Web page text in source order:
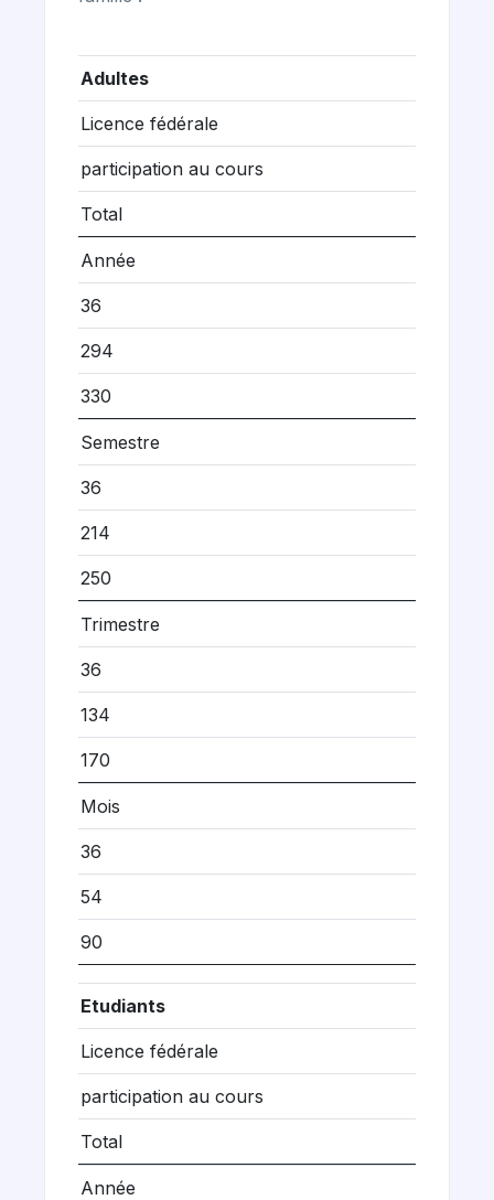
Adultes
Licence fédérale
participation au cours
Total
Année
36
294
330
Semestre
36
214
250
Trimestre
36
134
170
Mois
36
54
90
Etudiants
Licence fédérale
participation au cours
Total
Année